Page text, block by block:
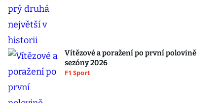
Vítězové a poražení po první polovině
sezóny 2026
F1 Sport